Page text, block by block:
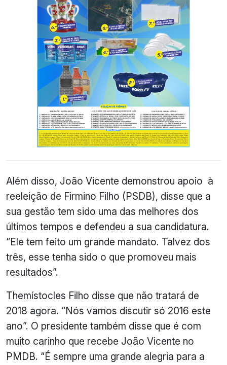
Além disso, João Vicente demonstrou apoio à
reeleição de Firmino Filho (PSDB), disse que a
sua gestão tem sido uma das melhores dos
últimos tempos e defendeu a sua candidatura.
“Ele tem feito um grande mandato. Talvez dos
três, esse tenha sido o que promoveu mais
resultados”.
Themístocles Filho disse que não tratará de
2018 agora. “Nós vamos discutir só 2016 este
ano”. O presidente também disse que é com
muito carinho que recebe João Vicente no
PMDB. “É sempre uma grande alegria para a